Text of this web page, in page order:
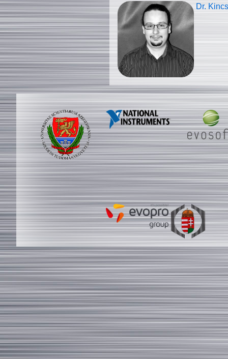
Dr.